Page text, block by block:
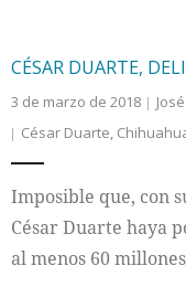
CÉSAR DUARTE,
3 de marzo de 2018
César Duarte,
Imposible que, con
César Duarte haya
al menos 60